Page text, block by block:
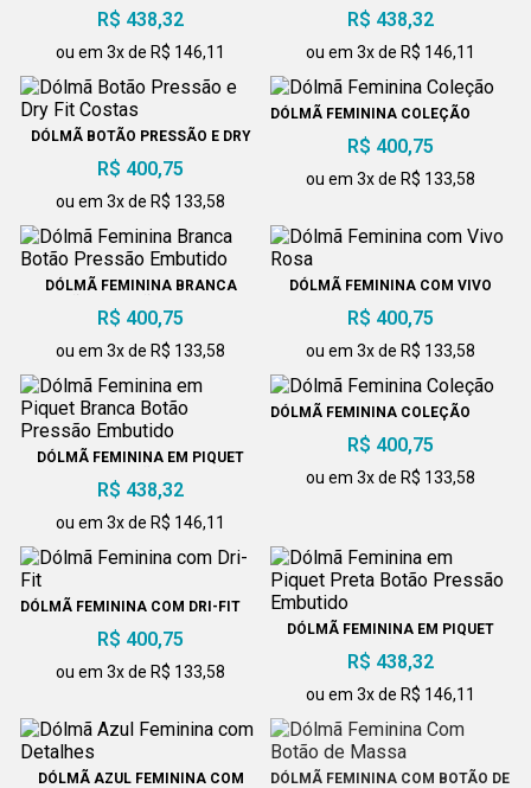
R$ 438,32
ou em 3x de R$ 146,11
R$ 438,32
ou em 3x de R$ 146,11
DÓLMÃ BOTÃO PRESSÃO E DRY
R$ 400,75
ou em 3x de R$ 133,58
DÓLMÃ FEMININA COLEÇÃO
R$ 400,75
ou em 3x de R$ 133,58
DÓLMÃ FEMININA BRANCA
R$ 400,75
ou em 3x de R$ 133,58
DÓLMÃ FEMININA COM VIVO
R$ 400,75
ou em 3x de R$ 133,58
DÓLMÃ FEMININA EM PIQUET
EMBUTIDO
R$ 438,32
ou em 3x de R$ 146,11
DÓLMÃ FEMININA COLEÇÃO
R$ 400,75
ou em 3x de R$ 133,58
DÓLMÃ FEMININA COM DRI-FIT
R$ 400,75
ou em 3x de R$ 133,58
DÓLMÃ FEMININA EM PIQUET
EMBUTIDO
R$ 438,32
ou em 3x de R$ 146,11
DÓLMÃ AZUL FEMININA COM
DÓLMÃ FEMININA COM BOTÃO DE